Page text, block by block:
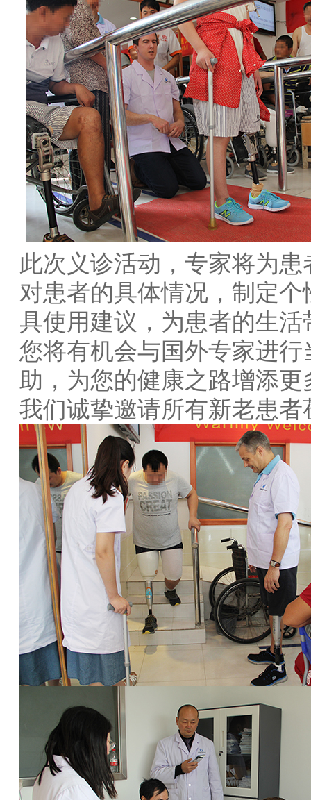
此次义诊活动，专家将为
对患者的具体情况，制定
具使用建议，为患者的生
您将有机会与国外专家进
助，为您的健康之路增添更
我们诚挚邀请所有新老患